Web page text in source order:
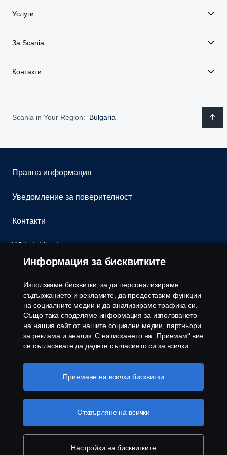
Услуги
За Scania
Контакти
Scania in Your Region: Bulgaria
Правна информация
Уведомление за поверителност
Контакти
Whistleblowing
Бюлетин
Политика за бисквитки
Настройки на бисквитките
Скания България ЕООД, 1186 София, с. Герман,
ул. Манастирска воденица №5, Тел.+359 2 970
54 00
Информация за бисквитките
Използваме бисквитки, за да персонализираме
съдържанието и рекламите, да предоставим функции
на социалните медии и да анализираме трафика си.
Също така споделяме информация за използването
на нашия сайт от нашите социални медии, партньори
за реклама и анализ. С натискането на „Приемам“ вие
се съгласявате да дадете съгласието си за всички
споделя. Можете също така да управлявате своите
бисквитки, като щракнете върху „Настройки на
който можете да намерите, като щракнете върху
връзката под този текст Повече информация за
вашата поверителност
Настройки на бисквитките
Отхвърляне на всички
Приемане на всички бисквитки